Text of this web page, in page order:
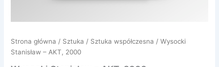
Strona główna / Sztuka / Sztuka współczesna / Wysocki
Stanisław – AKT, 2000